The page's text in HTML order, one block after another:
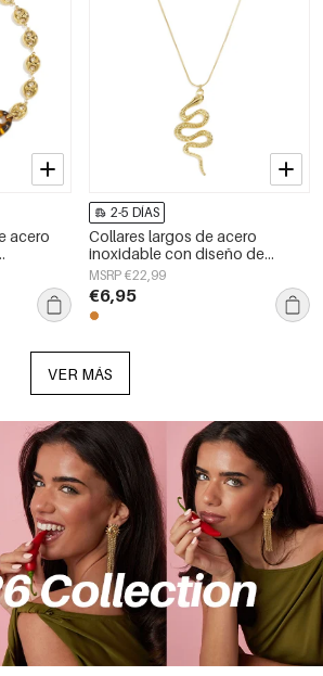
acero
la
para
2-5 DÍAS
Collares largos de acero
inoxidable con diseño de
serpiente, sencillos, de la serie
Daily Simple, joyería para mujer.
MSRP €22,99
€6,95
VER MÁS